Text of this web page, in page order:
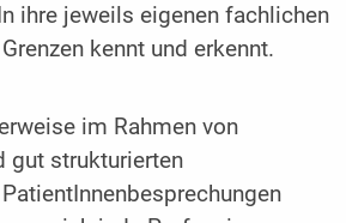
ihre jeweils eigenen fachlichen
kennt und erkennt.
im Rahmen von
gut strukturierten